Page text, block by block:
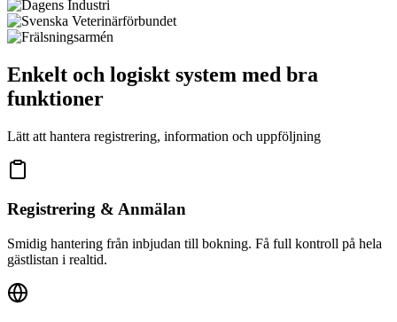
Enkelt och logiskt system med bra
funktioner
Lätt att hantera registrering, information och uppföljning
Registrering & Anmälan
Smidig hantering från inbjudan till bokning. Få full kontroll på hela
gästlistan i realtid.